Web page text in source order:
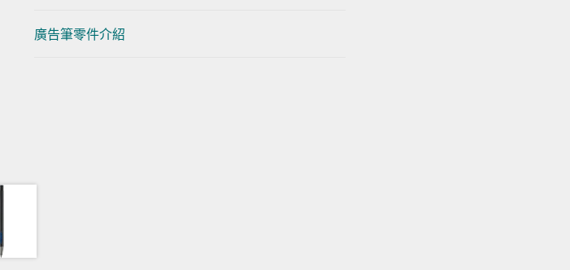
廣告筆零件介紹